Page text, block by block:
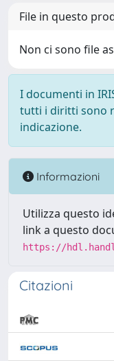
File in questo
Non ci sono file
I documenti in
tutti i diritti sono
indicazione.
Informazioni
Utilizza questo
link a questo
https://
Citazioni